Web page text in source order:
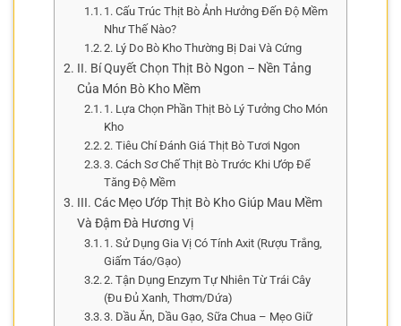
1. Cấu Trúc Thịt Bò Ảnh Hưởng Đến Độ Mềm
Như Thế Nào?
2. Lý Do Bò Kho Thường Bị Dai Và Cứng
II. Bí Quyết Chọn Thịt Bò Ngon – Nền Tảng
Của Món Bò Kho Mềm
1. Lựa Chọn Phần Thịt Bò Lý Tưởng Cho Món
Kho
2. Tiêu Chí Đánh Giá Thịt Bò Tươi Ngon
3. Cách Sơ Chế Thịt Bò Trước Khi Ướp Để
Tăng Độ Mềm
III. Các Mẹo Ướp Thịt Bò Kho Giúp Mau Mềm
Và Đậm Đà Hương Vị
1. Sử Dụng Gia Vị Có Tính Axit (Rượu Trắng,
Giấm Táo/Gạo)
2. Tận Dụng Enzym Tự Nhiên Từ Trái Cây
(Đu Đủ Xanh, Thơm/Dứa)
3. Dầu Ăn, Dầu Gạo, Sữa Chua – Mẹo Giữ